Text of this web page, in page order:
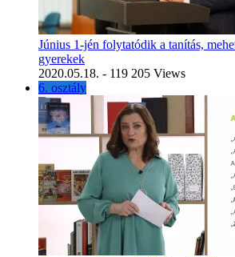
Június 1-jén folytatódik a tanítás,
gyerekek
2020.05.18. - 119 205 Views
6. osztály